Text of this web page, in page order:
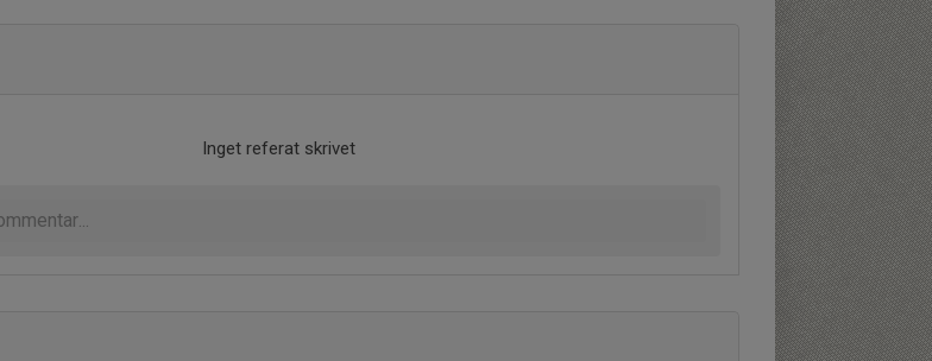
Inget referat skrivet